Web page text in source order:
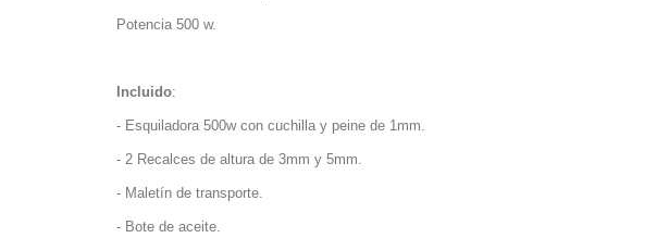
Potencia 500 w.
Incluido:
- Esquiladora 500w con cuchilla y peine de 1mm.
- 2 Recalces de altura de 3mm y 5mm.
- Maletín de transporte.
- Bote de aceite.